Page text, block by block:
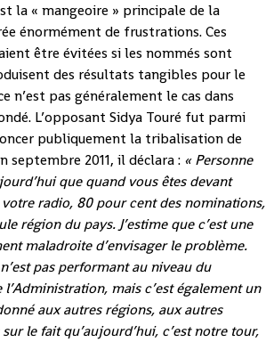
la « mangeoire » principale de la
énormément de frustrations. Ces
être évitées si les nommés sont
des résultats tangibles pour le
n’est pas généralement le cas dans
L’opposant Sidya Touré fut parmi
publiquement la tribalisation de
septembre 2011, il déclara : « Personne
que quand vous êtes devant
radio, 80 pour cent des nominations,
région du pays. J’estime que c’est une
maladroite d’envisager le problème.
pas performant au niveau du
mais c’est également un
aux autres régions, aux autres
le fait qu’aujourd’hui, c’est notre tour,